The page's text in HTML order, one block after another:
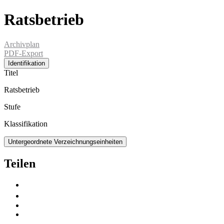
Ratsbetrieb
Archivplan
PDF-Export
Identifikation
Titel
Ratsbetrieb
Stufe
Klassifikation
Untergeordnete Verzeichnungseinheiten
Teilen